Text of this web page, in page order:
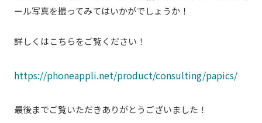
ール写真を撮ってみてはいかがでしょうか！
詳しくはこちらをご覧ください！
https://phoneappli.net/product/consulting/papics/
最後までご覧いただきありがとうございました！